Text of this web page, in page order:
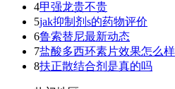
4甲强龙贵不贵
5jak抑制剂s的药物评价
6鲁索替尼最新动态
7盐酸多西环素片效果怎么样
8扶正散结合剂是真的吗